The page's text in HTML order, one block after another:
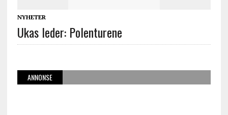
NYHETER
Ukas leder: Polenturene
ANNONSE